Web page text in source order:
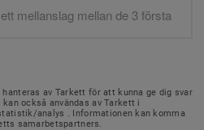
hanteras av Tarkett för att kunna ge dig svar
också användas av Tarkett i
analys . Informationen kan komma
samarbetspartners.